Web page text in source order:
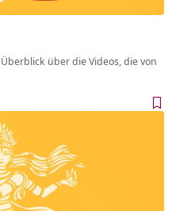
über die Videos, die von